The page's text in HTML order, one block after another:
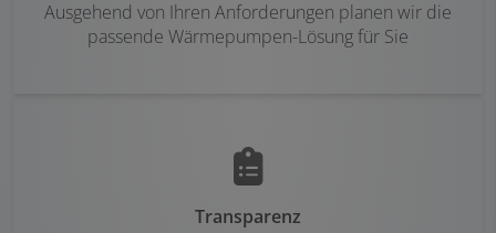
Ausgehend von Ihren Anforderungen planen wir die
passende Wärmepumpen-Lösung für Sie
Transparenz